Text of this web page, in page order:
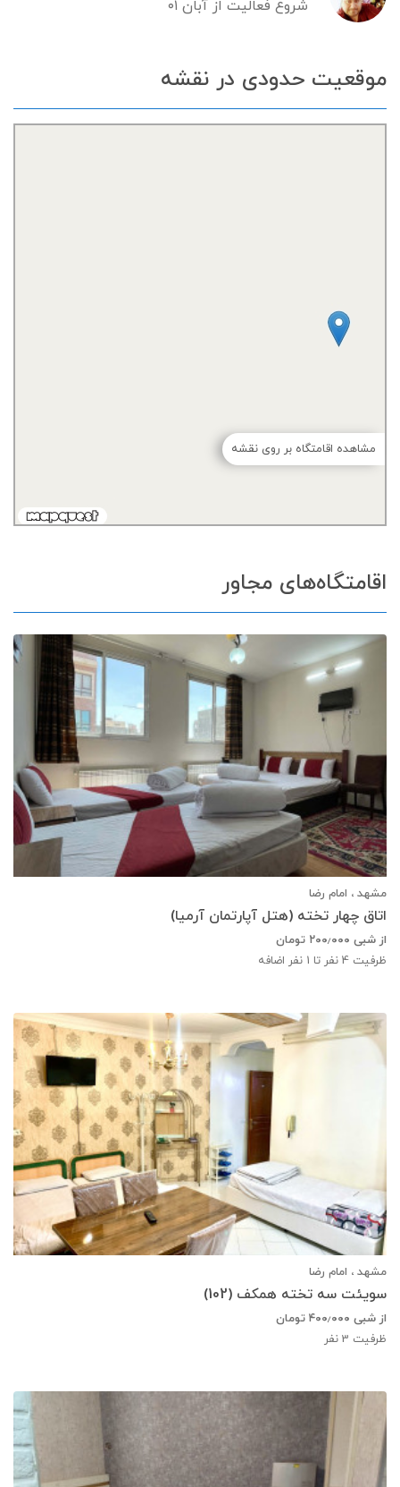
شروع فعالیت از آبان ۰۱
موقعیت حدودی در نقشه
مشاهده اقامتگاه بر روی نقشه
اقامتگاه‌های مجاور
مشهد ، امام رضا
اتاق چهار تخته (هتل آپارتمان آرمیا)
از شبی ۲۰۰٫۰۰۰ تومان
ظرفیت 4 نفر تا 1 نفر اضافه
مشهد ، امام رضا
سویئت سه تخته همکف (102)
از شبی ۴۰۰٫۰۰۰ تومان
ظرفیت 3 نفر